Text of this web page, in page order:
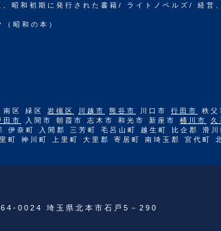
和初期に発行された書籍/ ライトノベルズ/ 経営
昭和の本）
南区 緑区 岩槻区 川越市 熊谷市 川口市 行田市 秩
田市 入間市 朝霞市 志木市 和光市 新座市 桶川市 久
伊奈町 入間郡 三芳町 毛呂山町 越生町 比企郡 滑
町 神川町 上里町 大里郡 寄居町 南埼玉郡 宮代町
0024 埼玉県北本市石戸5－290